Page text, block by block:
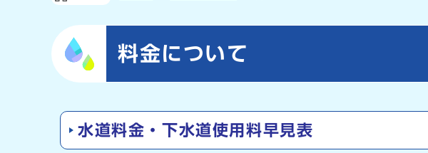
料金について
水道料金・下水道使用料早見表